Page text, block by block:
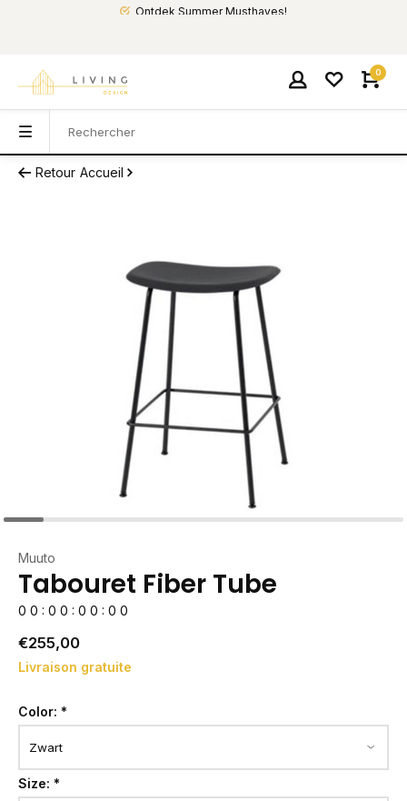
Ontdek Summer Musthaves!
0
Retour Accueil
Muuto
Tabouret Fiber Tube
0 0 : 0 0 : 0 0 : 0 0
€255,00
Livraison gratuite
Color: *
Size: *